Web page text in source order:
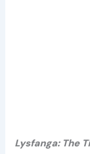
Lysfanga: The